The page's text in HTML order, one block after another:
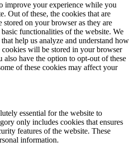
improve your experience while you
Out of these, the cookies that are
stored on your browser as they are
functionalities of the website. We
help us analyze and understand how
cookies will be stored in your browser
have the option to opt-out of these
of these cookies may affect your
essential for the website to
only includes cookies that ensures
features of the website. These
information.